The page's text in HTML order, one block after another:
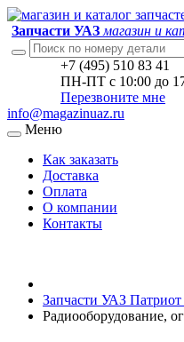
Запчасти УАЗ магазин и
+7 (495) 510 83 41
ПН-ПТ с 10:00 до
Перезвоните мне
info@magazinuaz.ru
Меню
Как заказать
Доставка
Оплата
О компании
Контакты
Запчасти УАЗ Патриот
Радиооборудование,